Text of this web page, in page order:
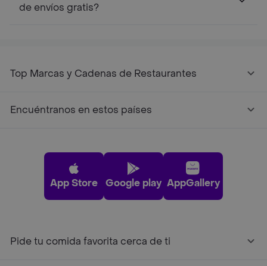
de envíos gratis?
Top Marcas y Cadenas de Restaurantes
Encuéntranos en estos países
App Store Google play AppGallery
Pide tu comida favorita cerca de ti